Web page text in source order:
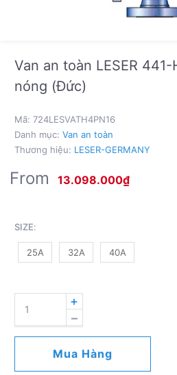
Van an toàn LESER 441-
nóng (Đức)
From 13.098.000₫
SIZE:
25A 32A 40A
Mua Hàng
Mã: 724LESVATH4PN16
Danh mục: Van an toàn
Thương hiệu: LESER-GERMANY